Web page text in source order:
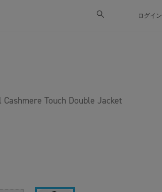
ログイン
Touch Double Jacket